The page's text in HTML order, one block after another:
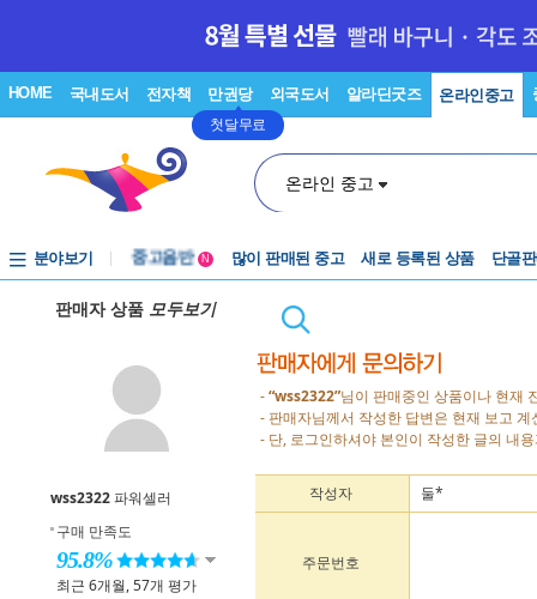
HOME 국내도서 전자책 만권당
첫달무료
외국도서 알라딘굿즈 온라인중고
온라인 중고
분야보기
중고음반
중고음반
N 많이 판매된 중고 새로 등록된 상품 단골
판매자 상품 모두보기
wss2322파워셀러
구매 만족도
95.8%
최근 6개월, 57개 평가
-“wss2322”님이 판매중인 상품이나 현재
- 판매자님께서 작성한 답변은 현재 보고
- 단, 로그인하셔야 본인이 작성한 글의 내
작성자 둘*
주문번호